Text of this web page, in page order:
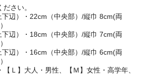
さい。
下辺）・22cm（中央部）/縦巾 8cm(両
下辺）・18cm（中央部）/縦巾 7cm(両
下辺）・16cm（中央部）/縦巾 6cm(両
Ｌ】大人・男性、【Ｍ】女性・高学年、